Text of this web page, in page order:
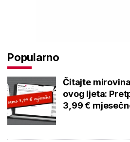
Popularno
Čitajte
ovog ljeta:
3,99 €